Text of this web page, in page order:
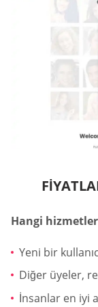
Hangi
Yeni bir
Diğer üyeler,
İnsanlar en iyi